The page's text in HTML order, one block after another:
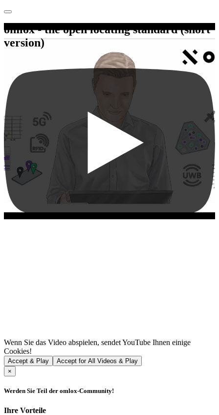
omlox - the open locating standard (short
version)
Wenn Sie das Video abspielen, sendet YouTube Ihnen einige
Cookies!
Accept & Play
Accept for All Videos & Play
×
Werden Sie Teil der omlox-Community!
Ihre Vorteile